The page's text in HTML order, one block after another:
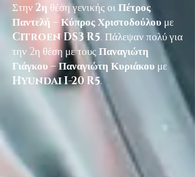
Στην 2η θέση γενικής οιΠέτρος
Παντελή – Κύπρος Χριστοδούλου με
Citroen DS3 R5. Πάλεψαν πολύ για
την 2η θέση με τουςΠαναγιώτη
Γιάγκου – Παναγιώτη Κυριάκου με
Hyundai I-20 R5.